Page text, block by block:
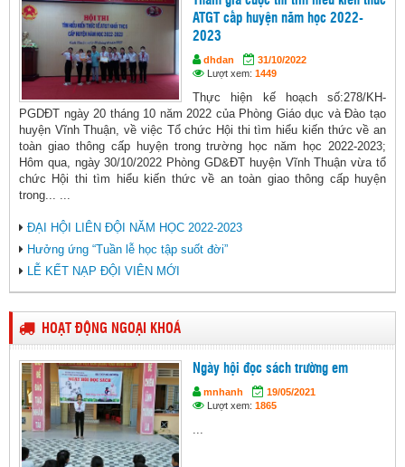
ATGT cấp huyện năm học 2022-
2023
dhdan
31/10/2022
Lượt xem: 1449
Thực hiện kế hoạch số:278/KH-
PGDĐT ngày 20 tháng 10 năm 2022 của Phòng Giáo dục và Đào tạo
huyện Vĩnh Thuận, về việc Tổ chức Hội thi tìm hiểu kiến thức về an
toàn giao thông cấp huyện trong trường học năm học 2022-2023;
Hôm qua, ngày 30/10/2022 Phòng GD&ĐT huyện Vĩnh Thuận vừa tổ
chức Hội thi tìm hiểu kiến thức về an toàn giao thông cấp huyện
trong... ...
ĐẠI HỘI LIÊN ĐỘI NĂM HỌC 2022-2023
Hưởng ứng “Tuần lễ học tập suốt đời”
LỄ KẾT NẠP ĐỘI VIÊN MỚI
HOẠT ĐỘNG NGOẠI KHOÁ
Ngày hội đọc sách trường em
mnhanh
19/05/2021
Lượt xem: 1865